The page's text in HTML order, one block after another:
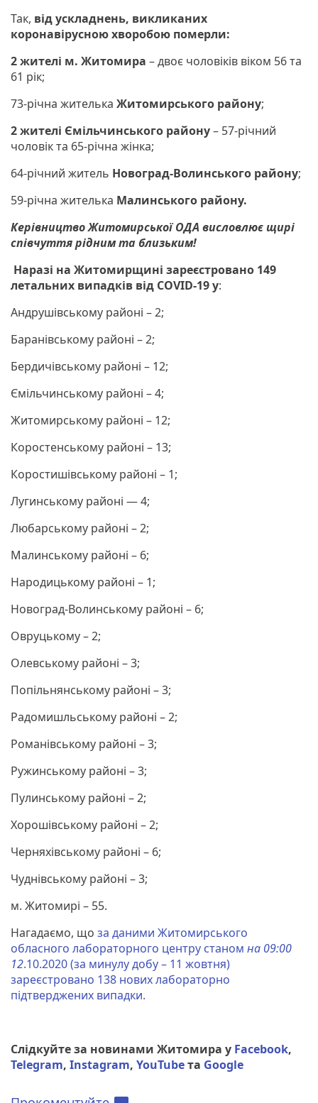
Так, від ускладнень, викликаних
коронавірусною хворобою померли:
2 жителі м. Житомира – двоє чоловіків віком 56 та
61 рік;
73-річна жителька Житомирського району;
2 жителі Ємільчинського району– 57-річний
чоловік та 65-річна жінка;
64-річний житель Новоград-Волинського району;
59-річна жителька Малинського району.
Керівництво Житомирської ОДА висловлює щирі
співчуття рідним та близьким!
Наразі на Житомирщині зареєстровано 149
летальних випадків від COVID-19 у:
Андрушівському районі – 2;
Баранівському районі – 2;
Бердичівському районі – 12;
Ємільчинському районі – 4;
Житомирському районі – 12;
Коростенському районі – 13;
Коростишівському районі – 1;
Лугинському районі — 4;
Любарському районі – 2;
Малинському районі – 6;
Народицькому районі – 1;
Новоград-Волинському районі – 6;
Овруцькому – 2;
Олевському районі – 3;
Попільнянському районі – 3;
Радомишльському районі – 2;
Романівському районі – 3;
Ружинському районі – 3;
Пулинському районі – 2;
Хорошівському районі – 2;
Черняхівському районі – 6;
Чуднівському районі – 3;
м. Житомирі – 55.
Нагадаємо, що за даними Житомирського
обласного лабораторного центру станом на 09:00
12.10.2020 (за минулу добу – 11 жовтня)
зареєстровано 138 нових лабораторно
підтверджених випадки.
Слідкуйте за новинами Житомира у Facebook,
Telegram, Instagram, YouTubeта Google